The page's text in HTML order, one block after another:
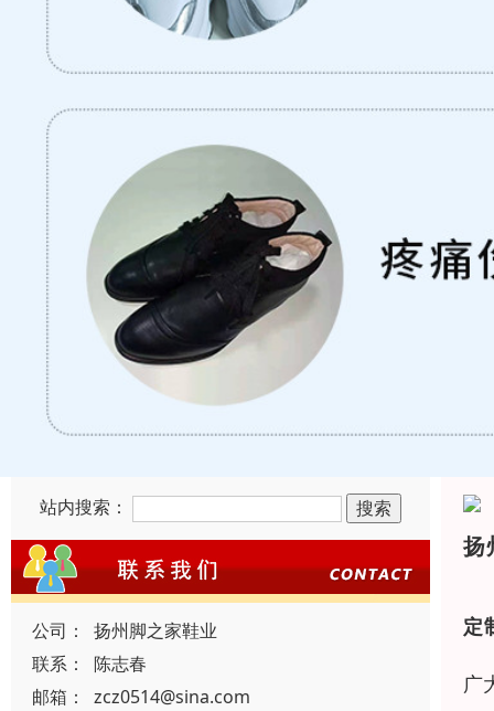
站内搜索：
公司：
扬州脚之家鞋业
联系：
陈志春
邮箱：
zcz0514@sina.com
扬
定
广